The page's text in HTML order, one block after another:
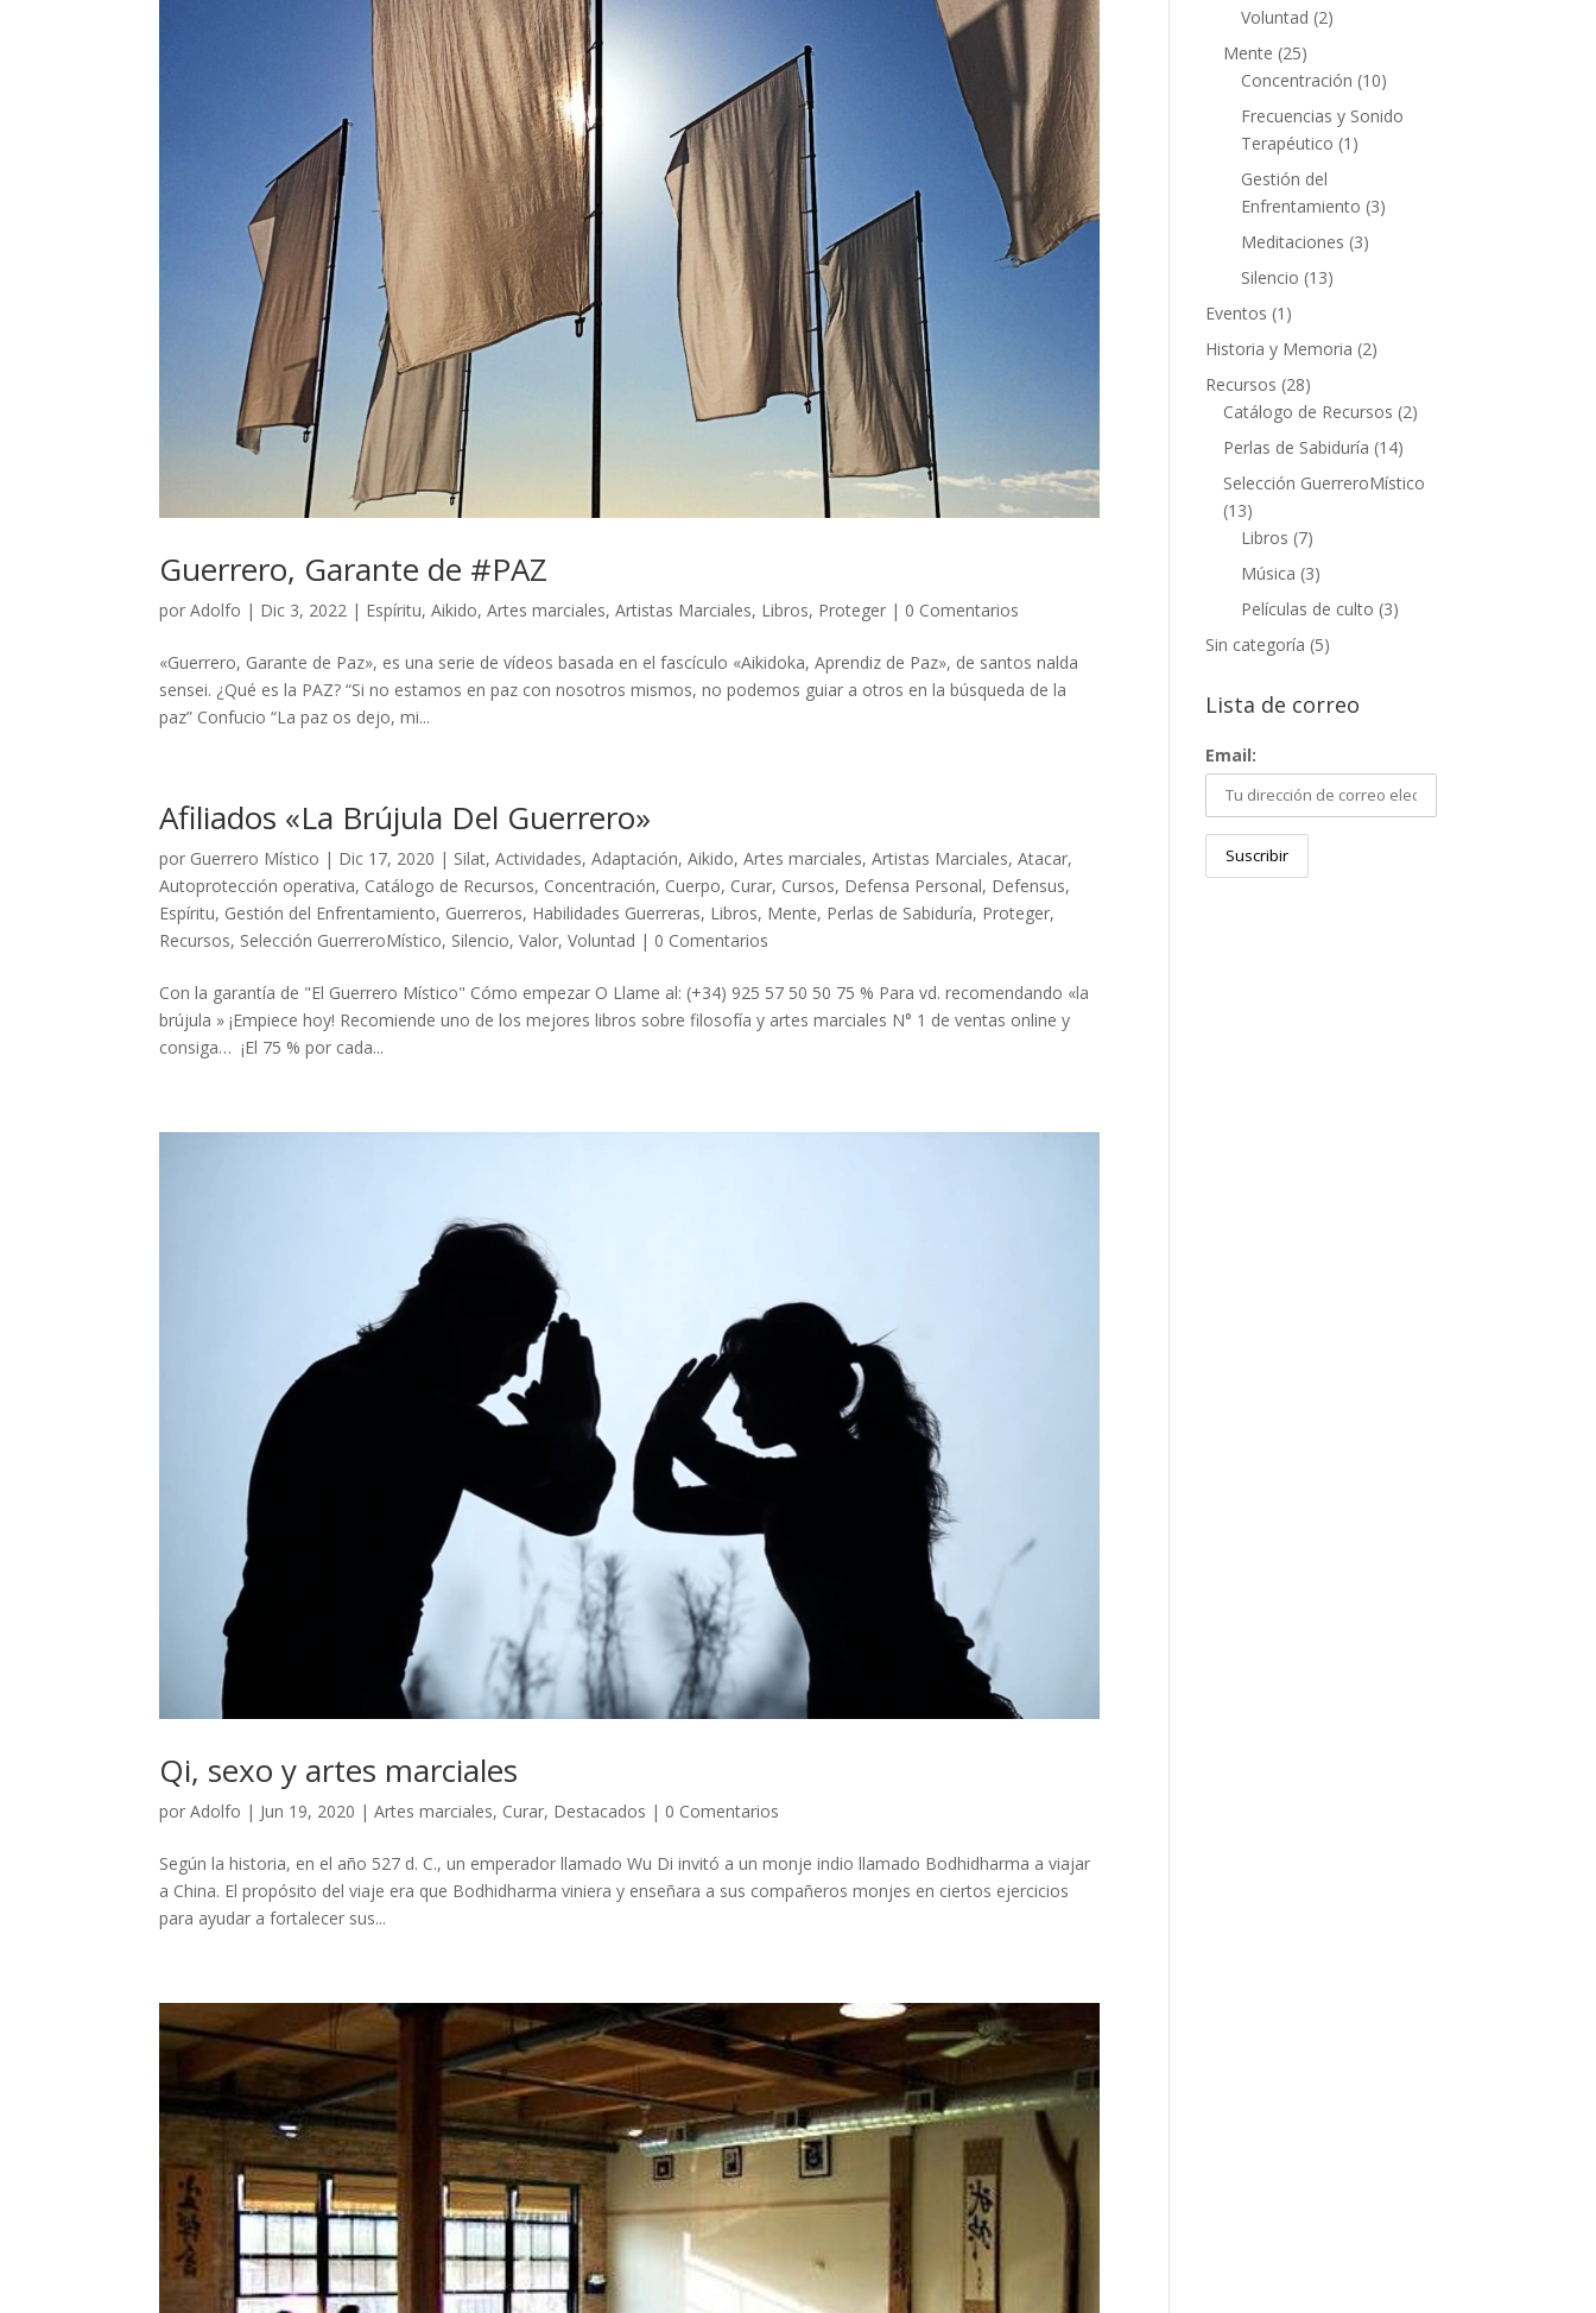
Guerrero, Garante de #PAZ
porAdolfo | Dic 3, 2022 | Espíritu,Aikido,Artes marciales,Artistas Marciales, Libros, Proteger | 0 Comentarios
«Guerrero, Garante de Paz», es una serie de vídeos basada en el fascículo «Aikidoka, Aprendiz de Paz», de santos nalda
sensei. ¿Qué es la PAZ? “Si no estamos en paz con nosotros mismos, no podemos guiar a otros en la búsqueda de la
paz” Confucio “La paz os dejo, mi...
Afiliados «La Brújula Del Guerrero»
por Guerrero Místico | Dic 17, 2020 | Silat,Actividades,Adaptación,Aikido,Artes marciales,Artistas Marciales,Atacar,
Autoprotección operativa, Catálogo de Recursos, Concentración, Cuerpo, Curar, Cursos, Defensa Personal, Defensus,
Espíritu, Gestión del Enfrentamiento, Guerreros, Habilidades Guerreras, Libros, Mente, Perlas de Sabiduría, Proteger,
Recursos, Selección GuerreroMístico, Silencio,Valor,Voluntad | 0 Comentarios
Con la garantía de "El Guerrero Místico" Cómo empezar O Llame al: (+34) 925 57 50 50 75 % Para vd. recomendando «la
brújula » ¡Empiece hoy! Recomiende uno de los mejores libros sobre filosofía y artes marciales N° 1 de ventas online y
consiga… ¡El 75 % por cada...
Qi, sexo y artes marciales
porAdolfo | Jun 19, 2020 |Artes marciales, Curar, Destacados | 0 Comentarios
Según la historia, en el año 527 d. C., un emperador llamado Wu Di invitó a un monje indio llamado Bodhidharma a viajar
a China. El propósito del viaje era que Bodhidharma viniera y enseñara a sus compañeros monjes en ciertos ejercicios
para ayudar a fortalecer sus...
Voluntad (2)
Mente (25)
Concentración (10)
Frecuencias y Sonido
Terapéutico (1)
Gestión del
Enfrentamiento (3)
Meditaciones (3)
Silencio (13)
Eventos (1)
Historia y Memoria (2)
Recursos (28)
Catálogo de Recursos (2)
Perlas de Sabiduría (14)
Selección GuerreroMístico
(13)
Libros (7)
Música (3)
Películas de culto (3)
Sin categoría (5)
Lista de correo
Email: